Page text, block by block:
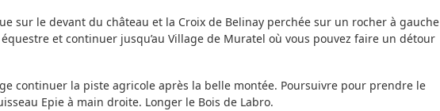
sur le devant du château et la Croix de Belinay perchée sur un rocher à gauche
et continuer jusqu’au Village de Muratel où vous pouvez faire un détour
continuer la piste agricole après la belle montée. Poursuivre pour prendre le
Epie à main droite. Longer le Bois de Labro.